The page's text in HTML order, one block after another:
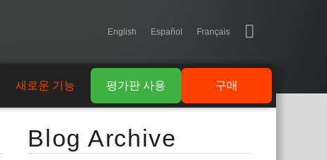
English Español Français
구매
평가판 사용
새로운 기능
Blog Archive